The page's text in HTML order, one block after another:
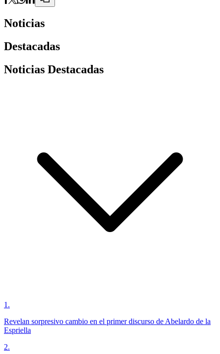
Noticias
Destacadas
Noticias Destacadas
1 .
Revelan sorpresivo cambio en el primer discurso de Abelardo de la
Espriella
2.